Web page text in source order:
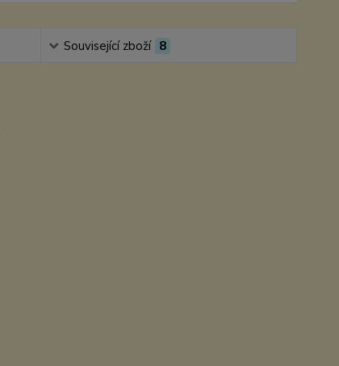
Související zboží 8